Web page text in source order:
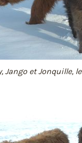
Jango et Jonquille,